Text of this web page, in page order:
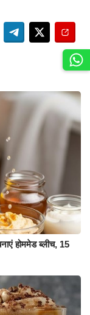
होममेड ब्लीच, 15